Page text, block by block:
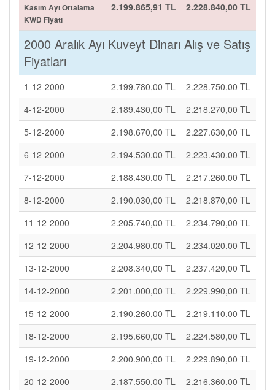
Kasım Ayı Ortalama
KWD Fiyatı
2.199.865,91 TL 2.228.840,00 TL
2000 Aralık Ayı Kuveyt Dinarı Alış ve Satış
Fiyatları
1-12-2000 2.199.780,00 TL
2.228.750,00 TL
4-12-2000
2.189.430,00 TL
2.218.270,00 TL
5-12-2000
2.198.670,00 TL
2.227.630,00 TL
6-12-2000
2.194.530,00 TL
2.223.430,00 TL
7-12-2000
2.188.430,00 TL
2.217.260,00 TL
8-12-2000
2.190.030,00 TL
2.218.870,00 TL
11-12-2000
2.205.740,00 TL
2.234.790,00 TL
12-12-2000
2.204.980,00 TL
2.234.020,00 TL
13-12-2000
2.208.340,00 TL
2.237.420,00 TL
14-12-2000
2.201.000,00 TL
2.229.990,00 TL
15-12-2000
2.190.260,00 TL
2.219.110,00 TL
18-12-2000
2.195.660,00 TL
2.224.580,00 TL
19-12-2000
2.200.900,00 TL
2.229.890,00 TL
20-12-2000
2.187.550,00 TL
2.216.360,00 TL